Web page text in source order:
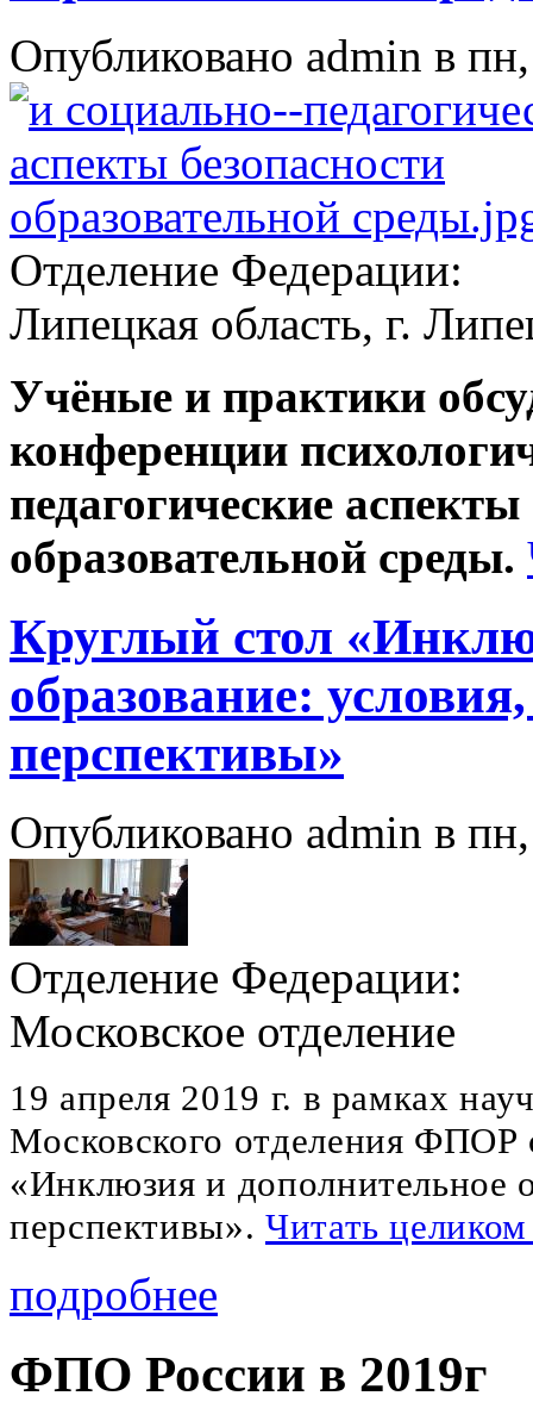
Опубликовано admin в
Отделение Федерации:
Липецкая область, г.
Учёные и практики
конференции
педагогические аспекты
образовательной среды.
Круглый стол
образование:
перспективы»
Опубликовано admin в
Отделение Федерации:
Московское отделение
19 апреля 2019 г. в рамках
Московского отделения ФПОР
«Инклюзия и дополнительное
перспективы». Читать
подробнее
ФПО России в 2019г